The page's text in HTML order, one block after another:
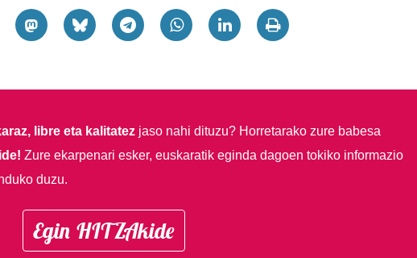
libre eta kalitatezjaso nahi dituzu? Horretarako zure babesa
Zure ekarpenari esker, euskaratik eginda dagoen tokiko informazio
duzu.
Egin HITZAkide